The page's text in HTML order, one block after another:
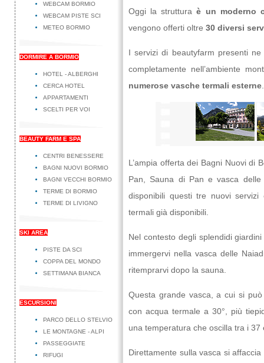
Oggi la strutturaè un moderno
vengono offerti oltre 30 diversi
I servizi di beautyfarm presenti
completamente nell’ambiente
numerose vasche termali esterne
L’ampia offerta dei Bagni Nuovi di
Pan, Sauna di Pan e vasca
disponibili questi tre nuovi
termali già disponibili.
Nel contesto degli splendidi
immergervi nella vasca delle
ritemprarvi dopo la sauna.
Questa grande vasca, a cui si
con acqua termale a 30°, più
una temperatura che oscilla tra i 37
Direttamente sulla vasca si
WEBCAM BORMIO
WEBCAM PISTE SCI
METEO BORMIO
DORMIRE A BORMIO
HOTEL - ALBERGHI
CERCA HOTEL
APPARTAMENTI
SCELTI PER VOI
BEAUTY FARM E SPA
CENTRI BENESSERE
BAGNI NUOVI BORMIO
BAGNI VECCHI BORMIO
TERME DI BORMIO
TERME DI LIVIGNO
SKI AREA
PISTE DA SCI
COPPA DEL MONDO
SETTIMANA BIANCA
ESCURSIONI
PARCO DELLO STELVIO
LE MONTAGNE - ALPI
PASSEGGIATE
RIFUGI